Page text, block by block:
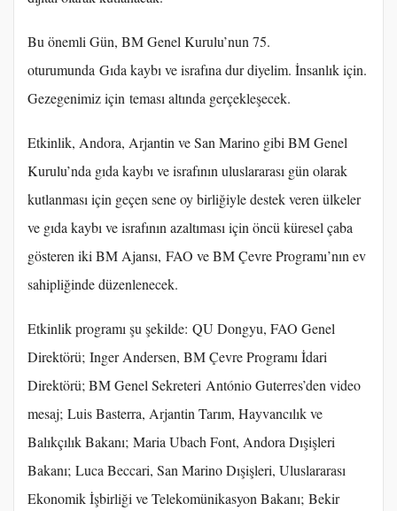
Bu önemli Gün, BM Genel Kurulu’nun 75.
oturumunda Gıda kaybı ve israfına dur diyelim. İnsanlık için.
Gezegenimiz için teması altında gerçekleşecek.
Etkinlik, Andora, Arjantin ve San Marino gibi BM Genel
Kurulu’nda gıda kaybı ve israfının uluslararası gün olarak
kutlanması için geçen sene oy birliğiyle destek veren ülkeler
ve gıda kaybı ve israfının azaltıması için öncü küresel çaba
gösteren iki BM Ajansı, FAO ve BM Çevre Programı’nın ev
sahipliğinde düzenlenecek.
Etkinlik programı şu şekilde: QU Dongyu, FAO Genel
Direktörü; Inger Andersen, BM Çevre Programı İdari
Direktörü; BM Genel Sekreteri António Guterres’den video
mesaj; Luis Basterra, Arjantin Tarım, Hayvancılık ve
Balıkçılık Bakanı; Maria Ubach Font, Andora Dışişleri
Bakanı; Luca Beccari, San Marino Dışişleri, Uluslararası
Ekonomik İşbirliği ve Telekomünikasyon Bakanı; Bekir